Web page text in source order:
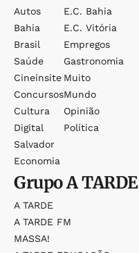
Autos
Bahia
Brasil
Saúde
Cineinsite
Concursos
Cultura
Digital
Salvador
Economia
E.c. Bahia
E.c. Vitória
Empregos
Gastronomia
Muito
Mundo
Opinião
Política
GrupoA TARDE
A TARDE
A TARDE FM
MASSA!